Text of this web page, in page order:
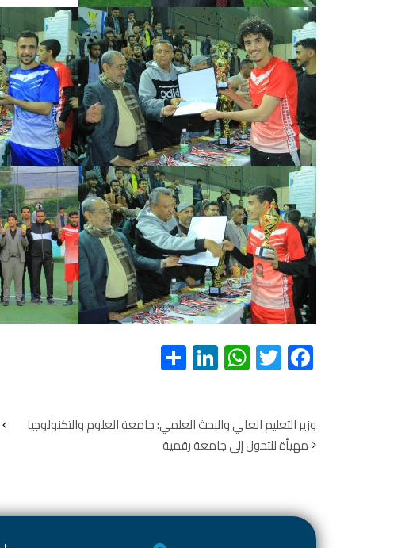
F
ac
e
b
o
T
wi
tt
er
W
h
at
s
A
p
Li
nk
e
dI
n
ar
e
وزير التعليم العالي والبحث العلمي: جامعة العلوم والتكنولوجيا
مهيأة للتحول إلى جامعة رقمية